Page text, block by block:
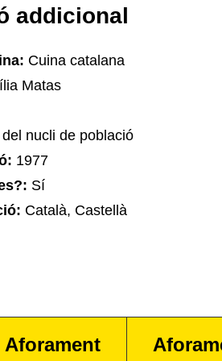
addicional
Cuina catalana
Matas
nucli de població
1977
Sí
Català, Castellà
Aforament